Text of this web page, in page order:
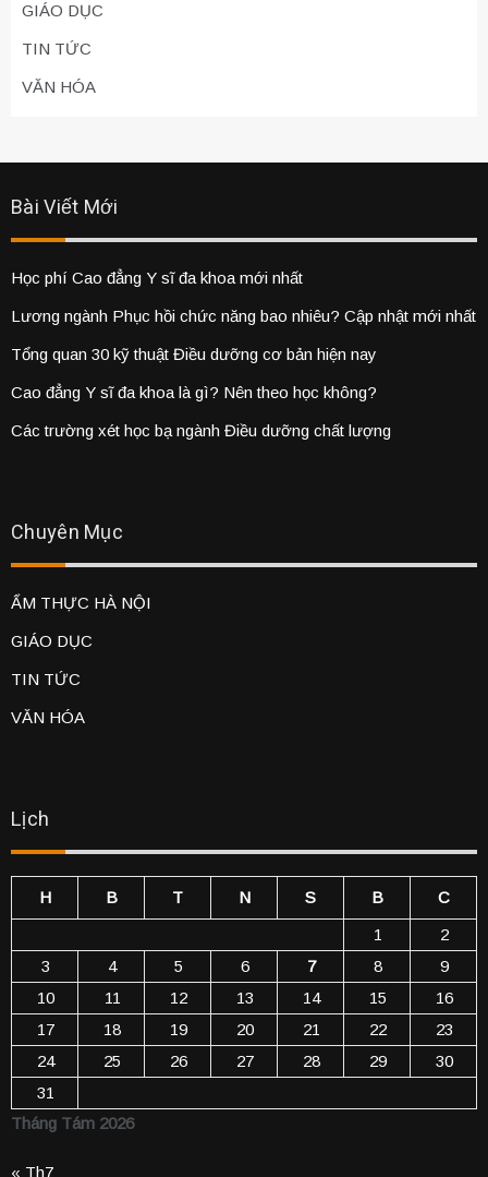
GIÁO DỤC
TIN TỨC
VĂN HÓA
Bài Viết Mới
Học phí Cao đẳng Y sĩ đa khoa mới nhất
Lương ngành Phục hồi chức năng bao nhiêu? Cập nhật mới nhất
Tổng quan 30 kỹ thuật Điều dưỡng cơ bản hiện nay
Cao đẳng Y sĩ đa khoa là gì? Nên theo học không?
Các trường xét học bạ ngành Điều dưỡng chất lượng
Chuyên Mục
ẨM THỰC HÀ NỘI
GIÁO DỤC
TIN TỨC
VĂN HÓA
Lịch
Tháng Tám 2026
H B T N S B
C
1
2
3
4 5 6 7 8
9
10
11 12 13 14 15
16
17
18 19 20 21 22
23
24
25 26 27 28 29
30
31
« Th7